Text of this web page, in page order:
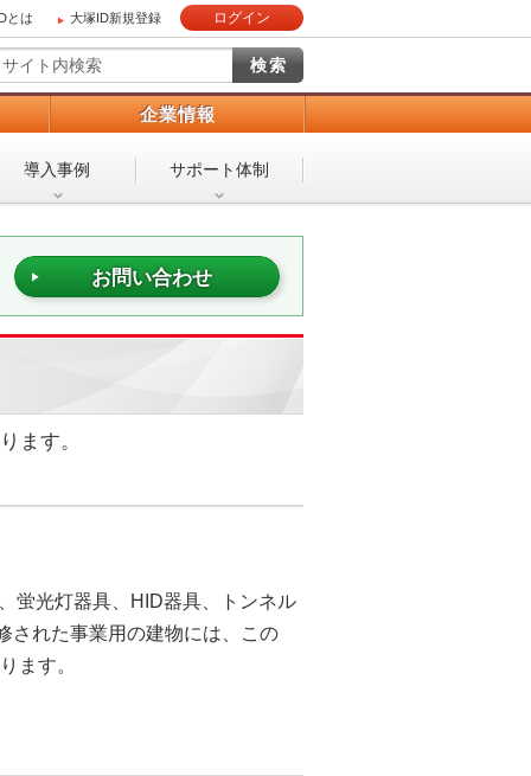
とは 大塚ID新規登録 ログイン
企業情報
導入事例 サポート体制
お問い合わせ
ます。
蛍光灯器具、HID器具、トンネル
された事業用の建物には、この
ます。